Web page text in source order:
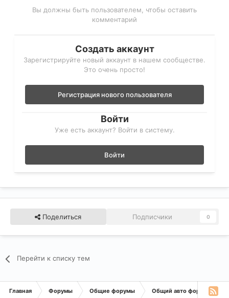
Вы должны быть пользователем, чтобы оставить
комментарий
Создать аккаунт
Зарегистрируйте новый аккаунт в нашем сообществе.
Это очень просто!
Регистрация нового пользователя
Войти
Уже есть аккаунт? Войти в систему.
Войти
Поделиться Подписчики 0
Перейти к списку тем
Главная Форумы Общие форумы Общий авто форум